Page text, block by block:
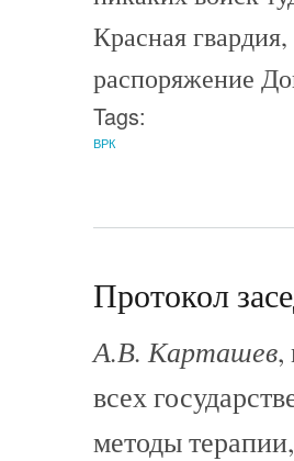
Красная
распоряжение
Tags:
ВРК
Протокол
А.В. Карташев,
всех
методы